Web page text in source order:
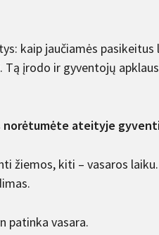
kaip jaučiamės
įrodo ir gyventojų
norėtumėte ateityje
žiemos, kiti – vasaros
patinka vasara.